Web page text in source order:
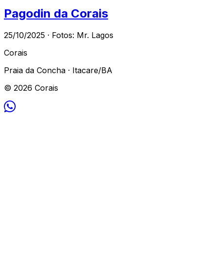
Pagodin da Corais
25/10/2025 · Fotos: Mr. Lagos
Corais
Praia da Concha · Itacare/BA
© 2026 Corais